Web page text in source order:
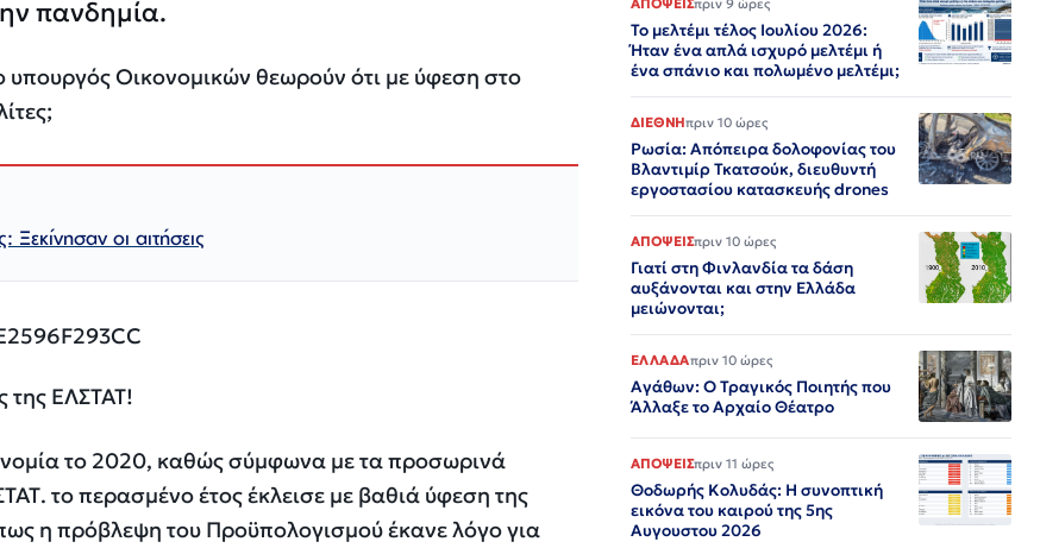
πανδημία.
Οικονομικών θεωρούν ότι με ύφεση στο
οι αιτήσεις
της ΕΛΣΤΑΤ!
το 2020, καθώς σύμφωνα με τα προσωρινά
το περασμένο έτος έκλεισε με βαθιά ύφεση της
η πρόβλεψη του Προϋπολογισμού έκανε λόγο για
Το μελτέμι τέλος Ιουλίου 2026:
Ήταν ένα απλά ισχυρό μελτέμι ή
ένα σπάνιο και πολωμένο μελτέμι;
ΔΙΕΘΝΗπριν 10 ώρες
Ρωσία: Απόπειρα δολοφονίας του
Βλαντιμίρ Τκατσούκ, διευθυντή
εργοστασίου κατασκευής drones
ΑΠΟΨΕΙΣπριν 10 ώρες
Γιατί στη Φινλανδία τα δάση
αυξάνονται και στην Ελλάδα
μειώνονται;
ΕΛΛΑΔΑπριν 10 ώρες
Αγάθων: Ο Τραγικός Ποιητής που
Άλλαξε το Αρχαίο Θέατρο
ΑΠΟΨΕΙΣπριν 11 ώρες
Θοδωρής Κολυδάς: Η συνοπτική
εικόνα του καιρού της 5ης
Αυγουστου 2026